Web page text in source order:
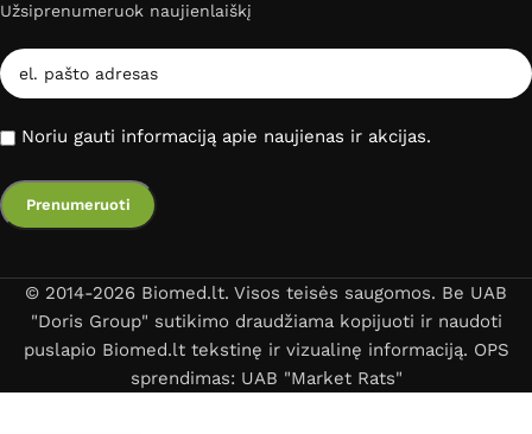
Užsiprenumeruok naujienlaiškį
Noriu gauti informaciją apie naujienas ir akcijas.
© 2014-2026 Biomed.lt. Visos teisės saugomos. Be UAB
"Doris Group" sutikimo draudžiama kopijuoti ir naudoti
puslapio Biomed.lt tekstinę ir vizualinę informaciją. OPS
sprendimas: UAB "Market Rats"